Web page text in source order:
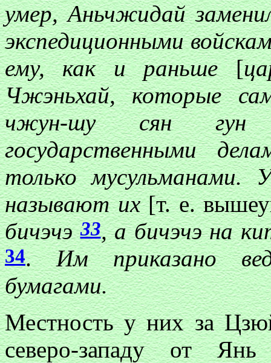
умер, Аньчжидай
экспедиционными
ему, как и раньше[
Чжэньхай, которые
чжун-шу сян
государственными
только
называют их[т. е.
бичэчэ33, а бичэчэ на
34.Им приказано
бумагами.
Местность у них за
северо-западу от